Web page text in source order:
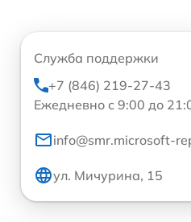
Служба поддержки
+7 (846) 219-27-43
Ежедневно с 9:00 до
info@smr.microsoft-
ул. Мичурина, 15